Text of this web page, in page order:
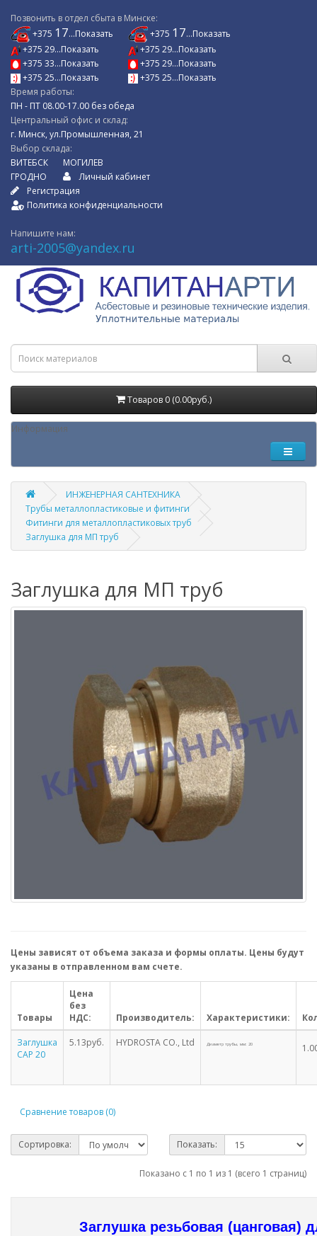
Позвонить в отдел сбыта в Минске:
+375 17...Показать
+375 29...Показать
+375 33...Показать
+375 25...Показать
+375 17...Показать
+375 29...Показать
+375 29...Показать
+375 25...Показать
Время работы:
ПН - ПТ 08.00-17.00 без обеда
Центральный офис и склад:
г. Минск, ул.Промышленная, 21
Выбор склада:
ВИТЕБСК
ГРОДНО
МОГИЛЕВ
Личный кабинет
Регистрация
Политика конфиденциальности
Напишите нам:
arti-2005@yandex.ru
Товаров 0 (0.00руб.)
Информация
ИНЖЕНЕРНАЯ САНТЕХНИКА
Трубы металлопластиковые и фитинги
Фитинги для металлопластиковых труб
Заглушка для МП труб
Заглушка для МП труб
Цены зависят от объема заказа и формы оплаты. Цены будут
указаны в отправленном вам счете.
Товары
Цена
без
НДС:
Производитель: Характеристики:
Заглушка
САР 20
5.13руб. HYDROSTA CO., Ltd Диаметр трубы, мм: 20
Сравнение товаров (0)
Сортировка: Показать:
Показано с 1 по 1 из 1 (всего 1 страниц)
Заглушка резьбовая (цанговая)